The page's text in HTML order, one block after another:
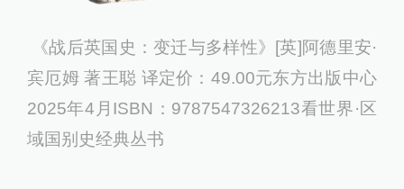
《战后英国史：变迁与多样性》[英]阿德里安·
宾厄姆 著王聪 译定价：49.00元东方出版中心
2025年4月ISBN：9787547326213看世界·区
域国别史经典丛书